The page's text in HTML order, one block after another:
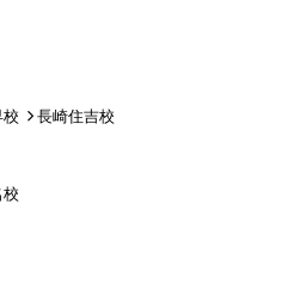
校 長崎住吉校
校